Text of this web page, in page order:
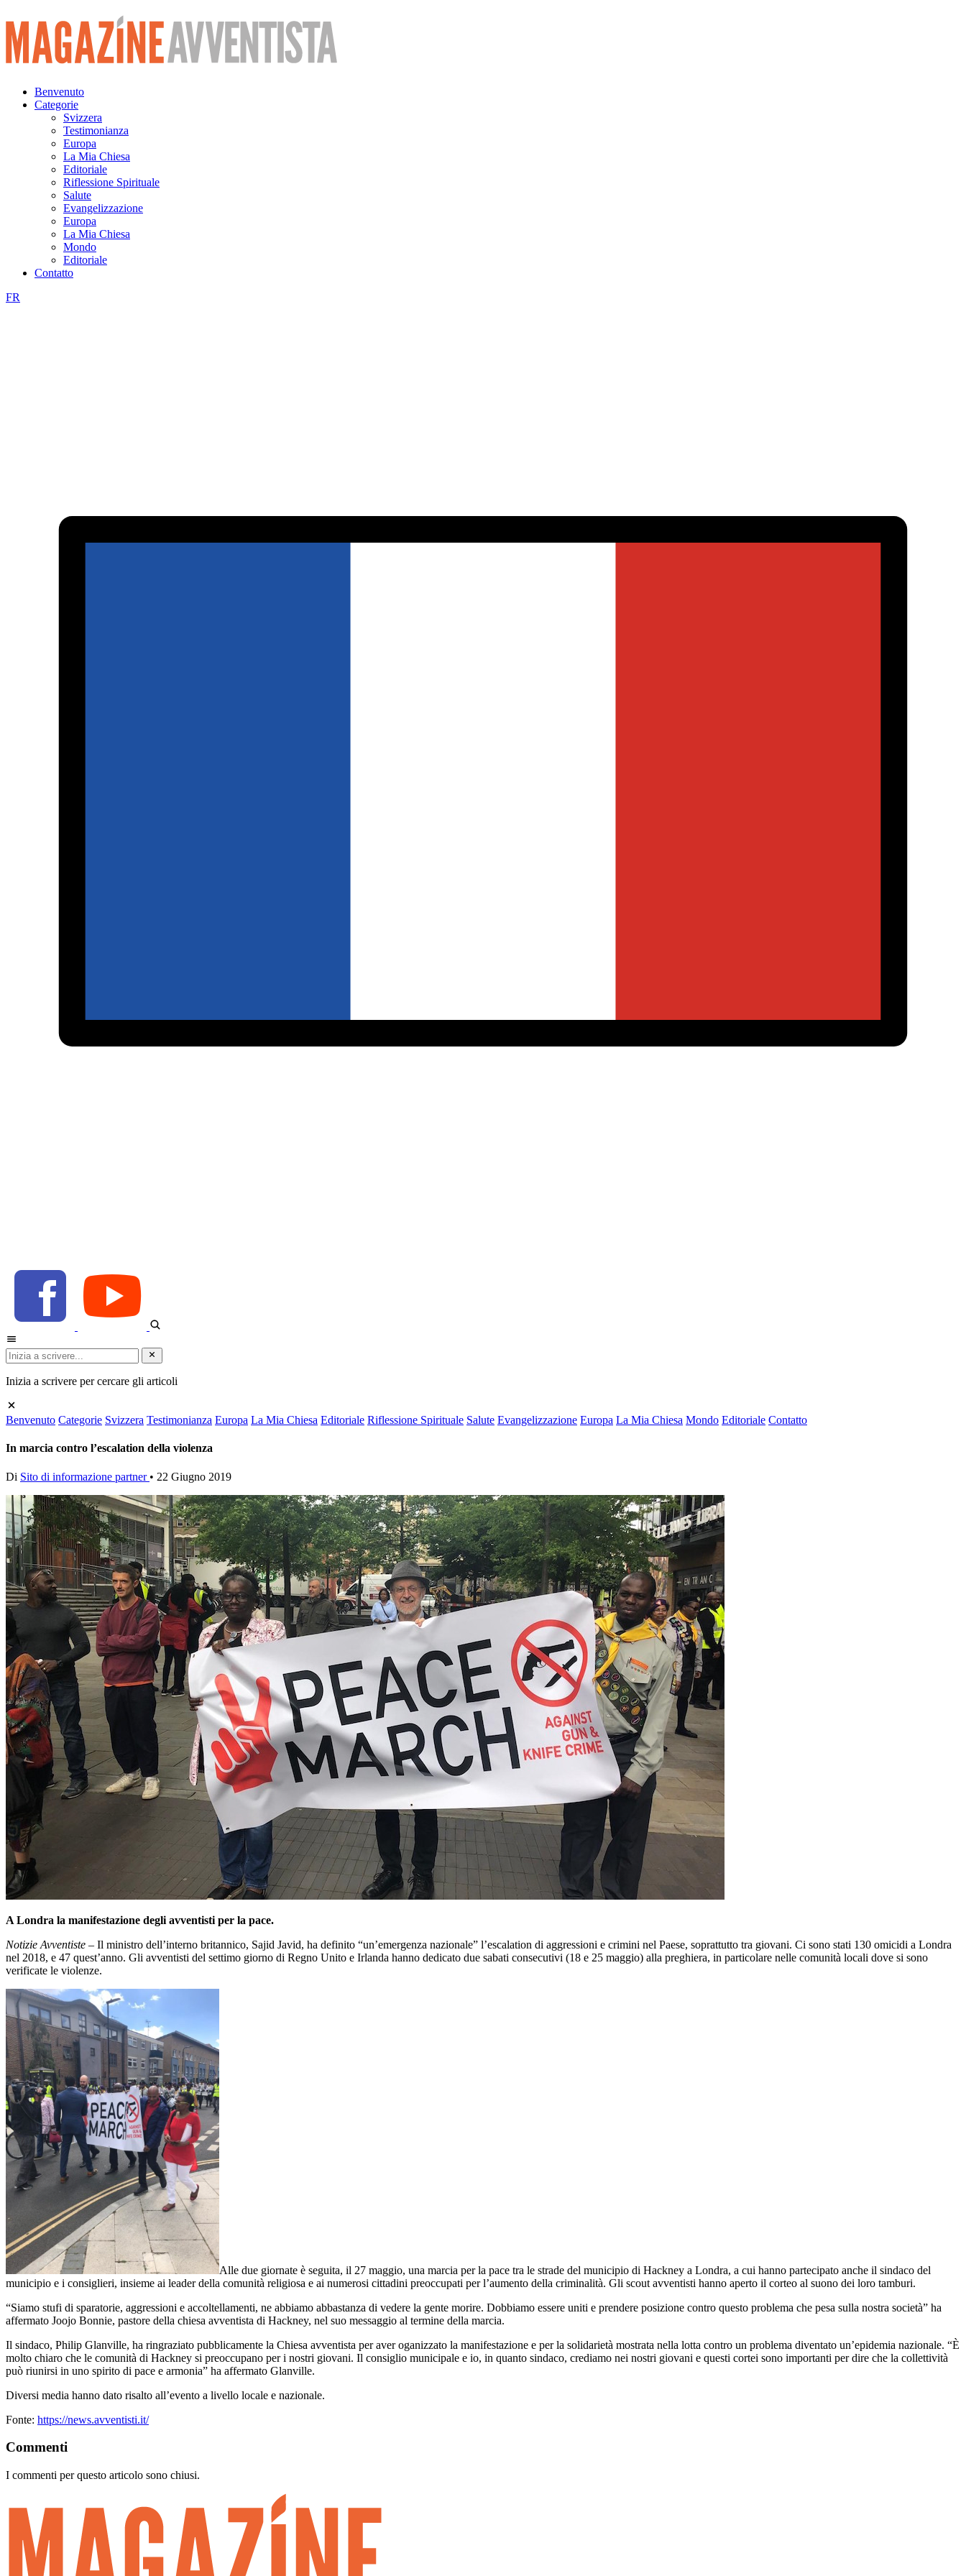
Vai
al
contenuto
Benvenuto
Categorie
Svizzera
Testimonianza
Europa
La Mia Chiesa
Editoriale
Riflessione Spirituale
Salute
Evangelizzazione
Europa
La Mia Chiesa
Mondo
Editoriale
Contatto
FR
Inizia a scrivere per cercare gli articoli
Benvenuto Categorie Svizzera Testimonianza Europa La Mia Chiesa Editoriale Riflessione Spirituale Salute Evangelizzazione Europa La Mia Chiesa Mondo Editoriale Contatto
In marcia contro l’escalation della violenza
Di Sito di informazione partner • 22 Giugno 2019
A Londra la manifestazione degli avventisti per la pace.
Notizie Avventiste – Il ministro dell’interno britannico, Sajid Javid, ha definito “un’emergenza nazionale” l’escalation di aggressioni e crimini nel Paese, soprattutto tra giovani. Ci sono stati 130 omicidi a Londra
nel 2018, e 47 quest’anno. Gli avventisti del settimo giorno di Regno Unito e Irlanda hanno dedicato due sabati consecutivi (18 e 25 maggio) alla preghiera, in particolare nelle comunità locali dove si sono
verificate le violenze.
Alle due giornate è seguita, il 27 maggio, una marcia per la pace tra le strade del municipio di Hackney a Londra, a cui hanno partecipato anche il sindaco del
municipio e i consiglieri, insieme ai leader della comunità religiosa e ai numerosi cittadini preoccupati per l’aumento della criminalità. Gli scout avventisti hanno aperto il corteo al suono dei loro tamburi.
“Siamo stufi di sparatorie, aggressioni e accoltellamenti, ne abbiamo abbastanza di vedere la gente morire. Dobbiamo essere uniti e prendere posizione contro questo problema che pesa sulla nostra società” ha
affermato Joojo Bonnie, pastore della chiesa avventista di Hackney, nel suo messaggio al termine della marcia.
Il sindaco, Philip Glanville, ha ringraziato pubblicamente la Chiesa avventista per aver oganizzato la manifestazione e per la solidarietà mostrata nella lotta contro un problema diventato un’epidemia nazionale. “È
molto chiaro che le comunità di Hackney si preoccupano per i nostri giovani. Il consiglio municipale e io, in quanto sindaco, crediamo nei nostri giovani e questi cortei sono importanti per dire che la collettività
può riunirsi in uno spirito di pace e armonia” ha affermato Glanville.
Diversi media hanno dato risalto all’evento a livello locale e nazionale.
Fonte: https://news.avventisti.it/
Commenti
I commenti per questo articolo sono chiusi.